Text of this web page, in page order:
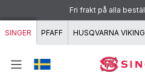
Hoppa till
Fri frakt på alla
SINGER PFAFF HUSQVARNA VIKING